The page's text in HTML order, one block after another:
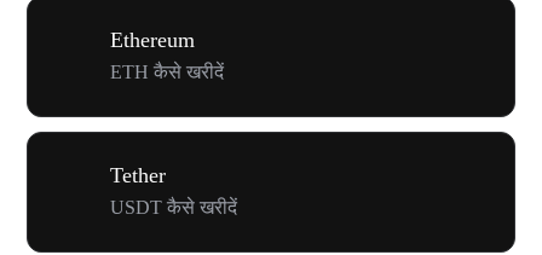
Ethereum
ETH कैसे खरीदें
Tether
USDT कैसे खरीदें